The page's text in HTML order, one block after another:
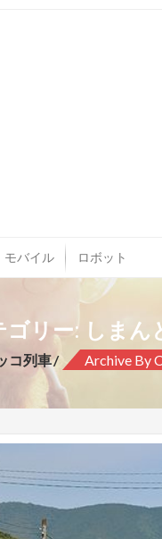
モバイル ロボット
ゴリー: しまん
コ列車 Archive By